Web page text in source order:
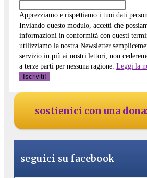
Apprezziamo e rispettiamo i tuoi dati
Inviando questo modulo, accetti che
informazioni in conformità con questi
utilizziamo la nostra Newsletter
servizio in più ai nostri lettori, non
a terze parti per nessuna ragione. Leggi la
sostienici con una
seguici su facebook